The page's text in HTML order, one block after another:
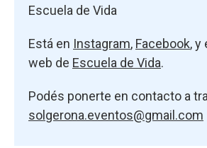
Escuela de Vida
Está en Instagram, Facebook, y
web de Escuela de Vida.
Podés ponerte en contacto a
solgerona.eventos@gmail.com